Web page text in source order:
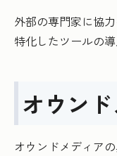
外部の専門家に協
特化したツールの
オウン
オウンドメディア